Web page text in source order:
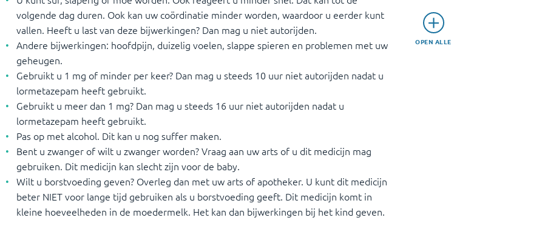
OPEN ALLE
volgende dag duren. Ook kan uw coördinatie minder worden, waardoor u eerder kunt
vallen. Heeft u last van deze bijwerkingen? Dan mag u niet autorijden.
Andere bijwerkingen: hoofdpijn, duizelig voelen, slappe spieren en problemen met uw
geheugen.
Gebruikt u 1 mg of minder per keer? Dan mag u steeds 10 uur niet autorijden nadat u
lormetazepam heeft gebruikt.
Gebruikt u meer dan 1 mg? Dan mag u steeds 16 uur niet autorijden nadat u
lormetazepam heeft gebruikt.
Pas op met alcohol. Dit kan u nog suffer maken.
Bent u zwanger of wilt u zwanger worden? Vraag aan uw arts of u dit medicijn mag
gebruiken. Dit medicijn kan slecht zijn voor de baby.
Wilt u borstvoeding geven? Overleg dan met uw arts of apotheker. U kunt dit medicijn
beter NIET voor lange tijd gebruiken als u borstvoeding geeft. Dit medicijn komt in
kleine hoeveelheden in de moedermelk. Het kan dan bijwerkingen bij het kind geven.